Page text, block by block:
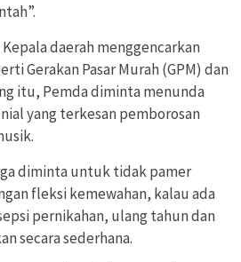
daerah menggencarkan
Gerakan Pasar Murah (GPM) dan
itu, Pemda diminta menunda
yang terkesan pemborosan
diminta untuk tidak pamer
fleksi kemewahan, kalau ada
pernikahan, ulang tahun dan
secara sederhana.